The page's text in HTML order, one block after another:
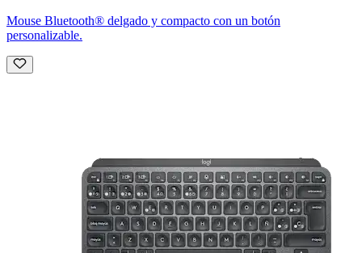
Mouse Bluetooth® delgado y compacto con un botón
personalizable.